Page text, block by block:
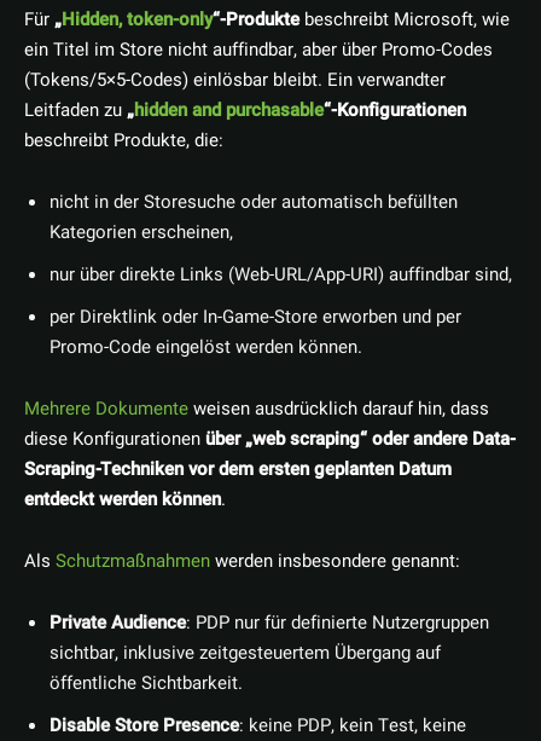
Für„Hidden, token-only“-Produktebeschreibt Microsoft, wie
ein Titel im Store nicht auffindbar, aber über Promo-Codes
(Tokens/5×5-Codes) einlösbar bleibt. Ein verwandter
Leitfaden zu„hidden and purchasable“-Konfigurationen
beschreibt Produkte, die:
nicht in der Storesuche oder automatisch befüllten
Kategorien erscheinen,
nur über direkte Links (Web-URL/App-URI) auffindbar sind,
per Direktlink oder In-Game-Store erworben und per
Promo-Code eingelöst werden können.
Mehrere Dokumenteweisen ausdrücklich darauf hin, dass
diese Konfigurationenüber „web scraping“ oder andere Data-
Scraping-Techniken vor dem ersten geplanten Datum
entdeckt werden können.
Als Schutzmaßnahmenwerden insbesondere genannt:
Private Audience: PDP nur für definierte Nutzergruppen
sichtbar, inklusive zeitgesteuertem Übergang auf
öffentliche Sichtbarkeit.
Disable Store Presence: keine PDP, kein Test, keine